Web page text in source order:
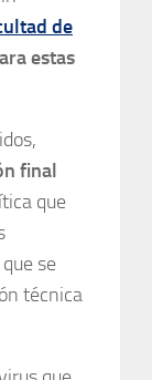
de
estas
final
que
se
técnica